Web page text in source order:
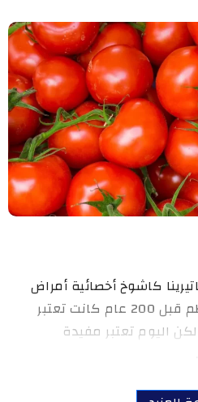
كاشوخ أخصائية أمراض
الجهاز الهضمي، ان الطماطم قبل 200 عام كانت تعتبر
اليوم تعتبر مفيدة